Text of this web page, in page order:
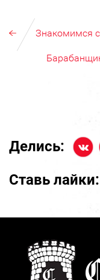
Знакомимся
Делись:
Ставь лайки: